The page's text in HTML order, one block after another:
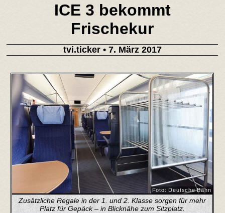
ICE 3 bekommt
Frischekur
tvi.ticker• 7. März 2017
Foto: Deutsche Bahn
Zusätzliche Regale in der 1. und 2. Klasse sorgen für mehr
Platz für Gepäck – in Blicknähe zum Sitzplatz.